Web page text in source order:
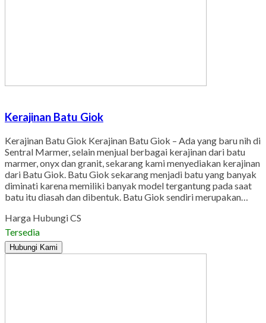
Kerajinan Batu Giok
Kerajinan Batu Giok Kerajinan Batu Giok – Ada yang baru nih di
Sentral Marmer, selain menjual berbagai kerajinan dari batu
marmer, onyx dan granit, sekarang kami menyediakan kerajinan
dari Batu Giok. Batu Giok sekarang menjadi batu yang banyak
diminati karena memiliki banyak model tergantung pada saat
batu itu diasah dan dibentuk. Batu Giok sendiri merupakan…
Harga Hubungi CS
Tersedia
Hubungi Kami